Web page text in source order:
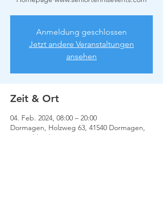
Anmeldung geschlossen
Jetzt andere Veranstaltungen
ansehen
Zeit & Ort
04. Feb. 2024, 08:00 – 20:00
Dormagen, Holzweg 63, 41540 Dormagen,
Deutschland